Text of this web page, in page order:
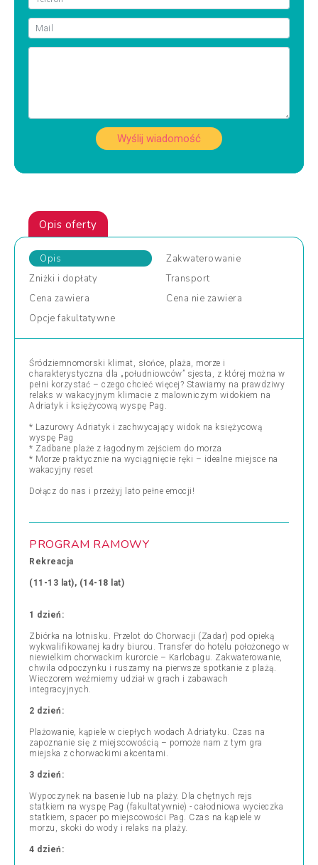
Wyślij wiadomość
Opis oferty
Opis
Zakwaterowanie
Zniżki i dopłaty
Transport
Cena zawiera Cena nie zawiera
Opcje fakultatywne
Śródziemnomorski klimat, słońce, plaża, morze i
charakterystyczna dla „południowców” sjesta, z której można w
pełni korzystać – czego chcieć więcej? Stawiamy na prawdziwy
relaks w wakacyjnym klimacie z malowniczym widokiem na
Adriatyk i księżycową wyspę Pag.
* Lazurowy Adriatyk i zachwycający widok na księżycową
wyspę Pag
* Zadbane plaże z łagodnym zejściem do morza
* Morze praktycznie na wyciągnięcie ręki – idealne miejsce na
wakacyjny reset
Dołącz do nas i przeżyj lato pełne emocji!
PROGRAM RAMOWY
Rekreacja
(11-13 lat), (14-18 lat)
1 dzień:
Zbiórka na lotnisku. Przelot do Chorwacji (Zadar) pod opieką
wykwalifikowanej kadry biurou. Transfer do hotelu położonego w
niewielkim chorwackim kurorcie – Karlobagu. Zakwaterowanie,
chwila odpoczynku i ruszamy na pierwsze spotkanie z plażą.
Wieczorem weźmiemy udział w grach i zabawach
integracyjnych.
2 dzień:
Plażowanie, kąpiele w ciepłych wodach Adriatyku. Czas na
zapoznanie się z miejscowością – pomoże nam z tym gra
miejska z chorwackimi akcentami.
3 dzień:
Wypoczynek na basenie lub na plaży. Dla chętnych rejs
statkiem na wyspę Pag (fakultatywnie) - całodniowa wycieczka
statkiem, spacer po miejscowości Pag. Czas na kąpiele w
morzu, skoki do wody i relaks na plaży.
4 dzień: